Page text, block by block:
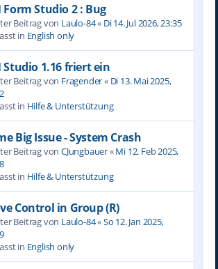
Form Studio 2 : Bug
Beitrag von Laulo-84« Di 14. Jul 2026, 23:35
in English only
Studio 1.16 friert ein
Beitrag von Fragender« Di 13. Mai 2025,
in Hilfe & Unterstützung
Big Issue - System Crash
Beitrag von CJungbauer«Mi 12. Feb 2025,
in Hilfe & Unterstützung
Control in Group (R)
Beitrag von Laulo-84«So 12. Jan 2025,
in English only